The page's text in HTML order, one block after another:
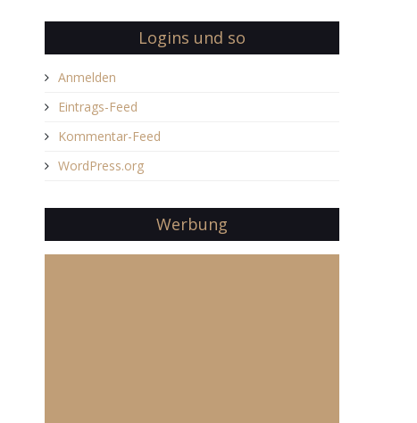
Logins und so
Anmelden
Eintrags-Feed
Kommentar-Feed
WordPress.org
Werbung